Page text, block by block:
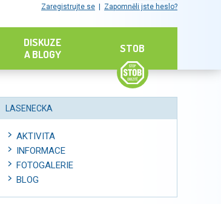
Zaregistrujte se Zapomněli jste heslo?
DISKUZE
A BLOGY
STOB
LASENECKA
AKTIVITA
INFORMACE
FOTOGALERIE
BLOG